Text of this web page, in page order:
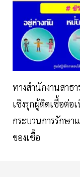
ทางสำนักงานสาธ
เชิงรุกผู้ติดเชื้อต่อ
กระบวนการรักษา
ของเชื้อ